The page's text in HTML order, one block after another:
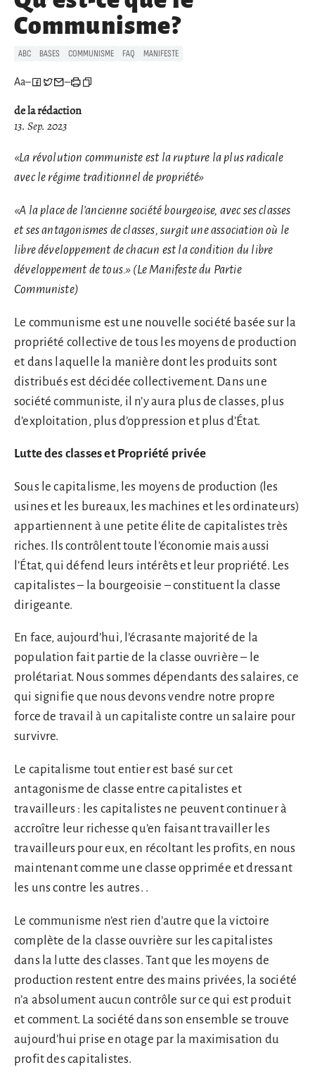
Communisme?
ABC BASES COMMUNISME FAQ MANIFESTE
Aa– –
de la rédaction
13. Sep. 2023
«La révolution communiste est la rupture la plus radicale
avec le régime traditionnel de propriété»
«A la place de l’ancienne société bourgeoise, avec ses classes
et ses antagonismes de classes, surgit une association où le
libre développement de chacun est la condition du libre
développement de tous.» (Le Manifeste du Partie
Communiste)
Le communisme est une nouvelle société basée sur la
propriété collective de tous les moyens de production
et dans laquelle la manière dont les produits sont
distribués est décidée collectivement. Dans une
société communiste, il n’y aura plus de classes, plus
d’exploitation, plus d’oppression et plus d’État.
Lutte des classes et Propriété privée
Sous le capitalisme, les moyens de production (les
usines et les bureaux, les machines et les ordinateurs)
appartiennent à une petite élite de capitalistes très
riches. Ils contrôlent toute l’économie mais aussi
l’État, qui défend leurs intérêts et leur propriété. Les
capitalistes – la bourgeoisie – constituent la classe
dirigeante.
En face, aujourd’hui, l’écrasante majorité de la
population fait partie de la classe ouvrière – le
prolétariat. Nous sommes dépendants des salaires, ce
qui signifie que nous devons vendre notre propre
force de travail à un capitaliste contre un salaire pour
survivre.
Le capitalisme tout entier est basé sur cet
antagonisme de classe entre capitalistes et
travailleurs : les capitalistes ne peuvent continuer à
accroître leur richesse qu’en faisant travailler les
travailleurs pour eux, en récoltant les profits, en nous
maintenant comme une classe opprimée et dressant
les uns contre les autres. .
Le communisme n’est rien d’autre que la victoire
complète de la classe ouvrière sur les capitalistes
dans la lutte des classes. Tant que les moyens de
production restent entre des mains privées, la société
n’a absolument aucun contrôle sur ce qui est produit
et comment. La société dans son ensemble se trouve
aujourd’hui prise en otage par la maximisation du
profit des capitalistes.